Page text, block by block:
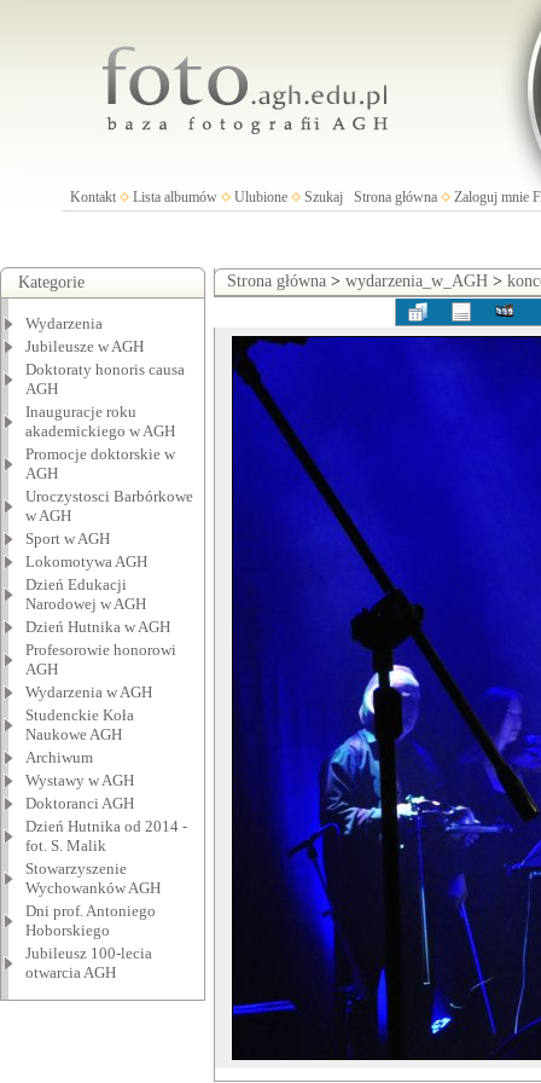
Kontakt Lista albumów Ulubione Szukaj Strona główna Zaloguj mnie
Kategorie
Wydarzenia
Jubileusze w AGH
Doktoraty honoris causa
AGH
Inauguracje roku
akademickiego w AGH
Promocje doktorskie w
AGH
Uroczystosci Barbórkowe
w AGH
Sport w AGH
Lokomotywa AGH
Dzień Edukacji
Narodowej w AGH
Dzień Hutnika w AGH
Profesorowie honorowi
AGH
Wydarzenia w AGH
Studenckie Koła
Naukowe AGH
Archiwum
Wystawy w AGH
Doktoranci AGH
Dzień Hutnika od 2014 -
fot. S. Malik
Stowarzyszenie
Wychowanków AGH
Dni prof. Antoniego
Hoborskiego
Jubileusz 100-lecia
otwarcia AGH
Strona główna > wydarzenia_w_AGH >